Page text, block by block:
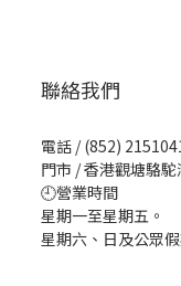
聯絡我們
電話 / (852)
門市 / 香港觀塘駱
🕘營業時間
星期一至星期五
星期六、日及公眾